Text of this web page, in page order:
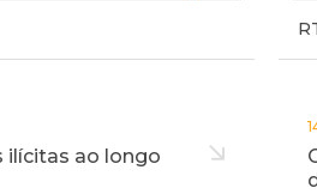
ilícitas ao longo